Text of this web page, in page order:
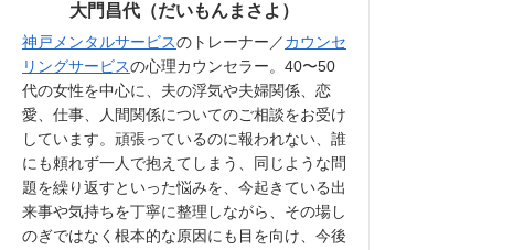
大門昌代（だいもんまさよ）
神戸メンタルサービスのトレーナー／ カウンセ
リングサービスの心理カウンセラー。40〜50
代の女性を中心に、夫の浮気や夫婦関係、恋
愛、仕事、人間関係についてのご相談をお受け
しています。頑張っているのに報われない、誰
にも頼れず一人で抱えてしまう、同じような問
題を繰り返すといった悩みを、今起きている出
来事や気持ちを丁寧に整理しながら、その場し
のぎではなく根本的な原因にも目を向け、今後